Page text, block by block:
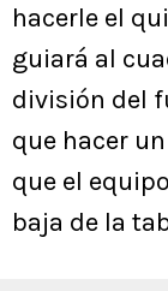
hacerle el
guiará al
división del
que hacer
que el
baja de la